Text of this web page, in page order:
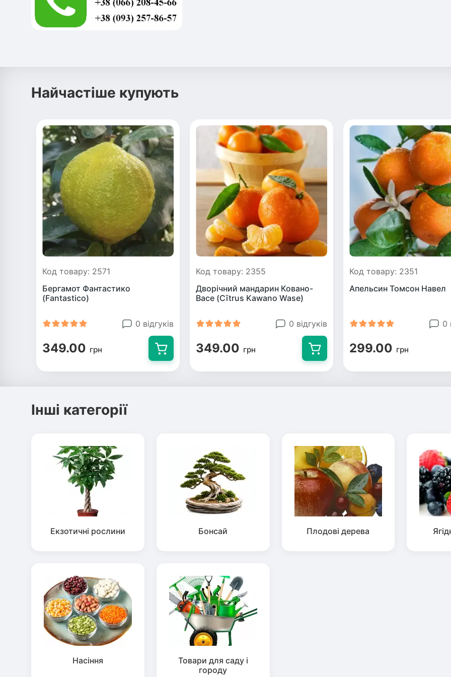
Найчастіше купують
Код товару: 2571
Бергамот Фантастико
(Fantastico)
0 відгуків
349.00 грн
Код товару: 2355
Дворічний мандарин Ковано-
Васе (Cītrus Kawano Wase)
0 відгуків
349.00 грн
Код товару: 2351
Апельсин Томсон Навел
0
299.00 грн
Інші категорії
Екзотичні рослини Бонсай Плодові дерева
Насіння
Товари для саду і
городу